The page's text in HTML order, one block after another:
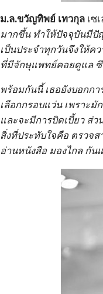
ม.ล.ขวัญทิพย์ เทวกุล เซ
มากขึ้น ทำให้ปัจจุบันมีปั
เป็นประจำทุกวันจึงให้ค
ที่มีจักษุแพทย์คอยดูแล ซึ่
พร้อมกันนี้ เธอยังบอกก
เลือกกรอบแว่น เพราะ
และจะมีการบิดเบี้ยว ส่
สิ่งที่ประทับใจคือ ตรวจ
อ่านหนังสือ มองไกล กั